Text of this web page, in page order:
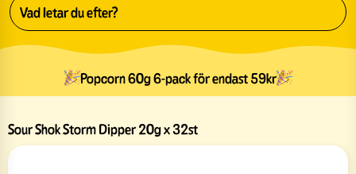
Popcorn 60g 6-pack för endast 59kr
Sour Shok Storm Dipper 20g x 32st